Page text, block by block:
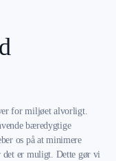
for miljøet alvorligt.
bæredygtige
os på at minimere
det er muligt. Dette gør vi